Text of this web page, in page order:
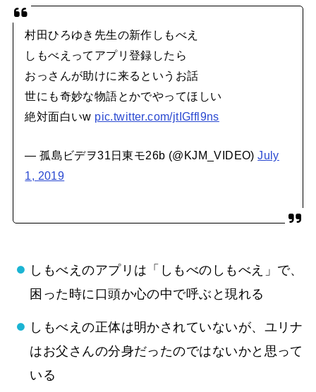
村田ひろゆき先生の新作しもべえ
しもべえってアプリ登録したら
おっさんが助けに来るというお話
世にも奇妙な物語とかでやってほしい
絶対面白いw pic.twitter.com/jtIGffl9ns
— 孤島ビデヲ31日東モ26b (@KJM_VIDEO)July
1, 2019
しもべえのアプリは「しもべのしもべえ」で、
困った時に口頭か心の中で呼ぶと現れる
しもべえの正体は明かされていないが、ユリナ
はお父さんの分身だったのではないかと思って
いる